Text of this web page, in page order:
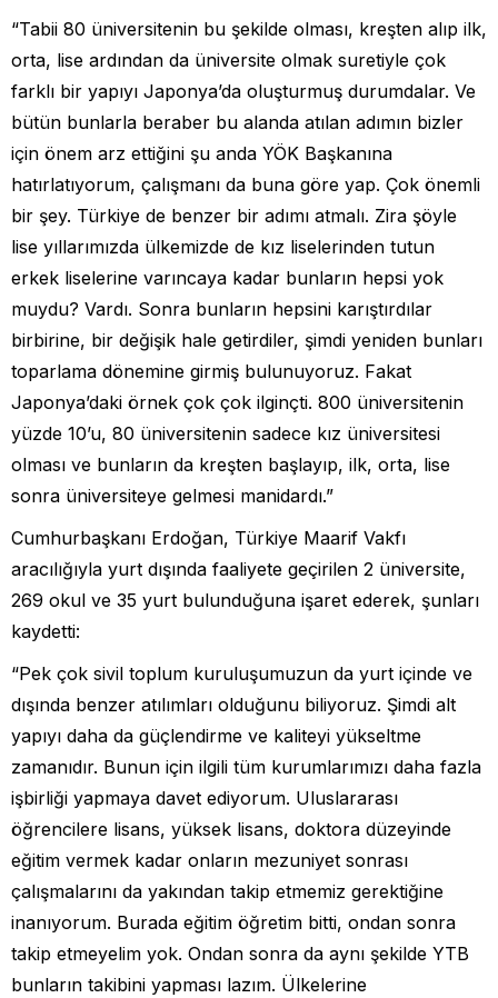
“Tabii 80 üniversitenin bu şekilde olması, kreşten alıp ilk,
orta, lise ardından da üniversite olmak suretiyle çok
farklı bir yapıyı Japonya’da oluşturmuş durumdalar. Ve
bütün bunlarla beraber bu alanda atılan adımın bizler
için önem arz ettiğini şu anda YÖK Başkanına
hatırlatıyorum, çalışmanı da buna göre yap. Çok önemli
bir şey. Türkiye de benzer bir adımı atmalı. Zira şöyle
lise yıllarımızda ülkemizde de kız liselerinden tutun
erkek liselerine varıncaya kadar bunların hepsi yok
muydu? Vardı. Sonra bunların hepsini karıştırdılar
birbirine, bir değişik hale getirdiler, şimdi yeniden bunları
toparlama dönemine girmiş bulunuyoruz. Fakat
Japonya’daki örnek çok çok ilginçti. 800 üniversitenin
yüzde 10’u, 80 üniversitenin sadece kız üniversitesi
olması ve bunların da kreşten başlayıp, ilk, orta, lise
sonra üniversiteye gelmesi manidardı.”
Cumhurbaşkanı Erdoğan, Türkiye Maarif Vakfı
aracılığıyla yurt dışında faaliyete geçirilen 2 üniversite,
269 okul ve 35 yurt bulunduğuna işaret ederek, şunları
kaydetti:
“Pek çok sivil toplum kuruluşumuzun da yurt içinde ve
dışında benzer atılımları olduğunu biliyoruz. Şimdi alt
yapıyı daha da güçlendirme ve kaliteyi yükseltme
zamanıdır. Bunun için ilgili tüm kurumlarımızı daha fazla
işbirliği yapmaya davet ediyorum. Uluslararası
öğrencilere lisans, yüksek lisans, doktora düzeyinde
eğitim vermek kadar onların mezuniyet sonrası
çalışmalarını da yakından takip etmemiz gerektiğine
inanıyorum. Burada eğitim öğretim bitti, ondan sonra
takip etmeyelim yok. Ondan sonra da aynı şekilde YTB
bunların takibini yapması lazım. Ülkelerine